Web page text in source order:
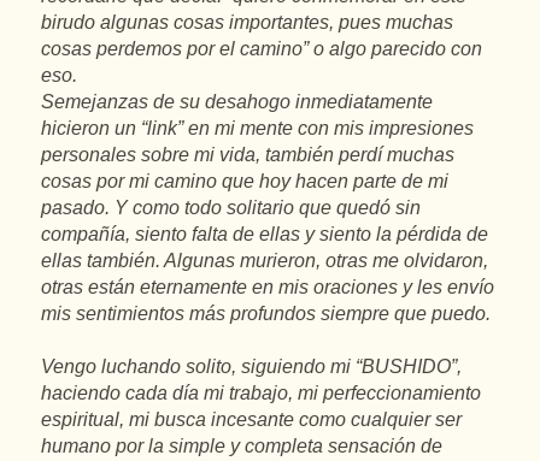
birudo algunas cosas importantes, pues muchas
cosas perdemos por el camino” o algo parecido con
eso.
Semejanzas de su desahogo inmediatamente
hicieron un “link” en mi mente con mis impresiones
personales sobre mi vida, también perdí muchas
cosas por mi camino que hoy hacen parte de mi
pasado. Y como todo solitario que quedó sin
compañía, siento falta de ellas y siento la pérdida de
ellas también. Algunas murieron, otras me olvidaron,
otras están eternamente en mis oraciones y les envío
mis sentimientos más profundos siempre que puedo.
Vengo luchando solito, siguiendo mi “BUSHIDO”,
haciendo cada día mi trabajo, mi perfeccionamiento
espiritual, mi busca incesante como cualquier ser
humano por la simple y completa sensación de